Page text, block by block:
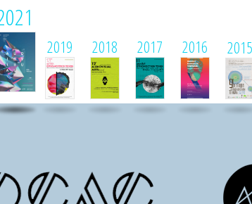
2019 2018 2017 2016 2015